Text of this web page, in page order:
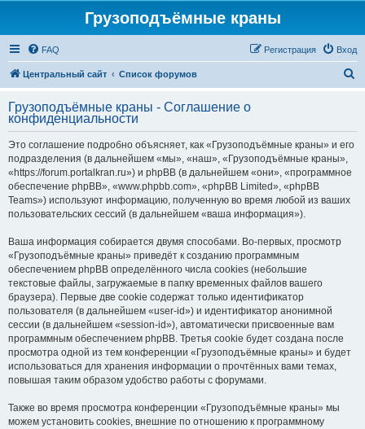
Грузоподъёмные краны
FAQ Вход
Регистрация
Центральный сайт Список форумов
с
Грузоподъёмные краны - Соглашение о
конфиденциальности
Это соглашение подробно объясняет, как «Грузоподъёмные краны» и его
подразделения (в дальнейшем «мы», «наш», «Грузоподъёмные краны»,
«https://forum.portalkran.ru») и phpBB (в дальнейшем «они», «программное
обеспечение phpBB», «www.phpbb.com», «phpBB Limited», «phpBB
Teams») используют информацию, полученную во время любой из ваших
пользовательских сессий (в дальнейшем «ваша информация»).
Ваша информация собирается двумя способами. Во-первых, просмотр
«Грузоподъёмные краны» приведёт к созданию программным
обеспечением phpBB определённого числа cookies (небольшие
текстовые файлы, загружаемые в папку временных файлов вашего
браузера). Первые две cookie содержат только идентификатор
пользователя (в дальнейшем «user-id») и идентификатор анонимной
сессии (в дальнейшем «session-id»), автоматически присвоенные вам
программным обеспечением phpBB. Третья cookie будет создана после
просмотра одной из тем конференции «Грузоподъёмные краны» и будет
использоваться для хранения информации о прочтённых вами темах,
повышая таким образом удобство работы с форумами.
Также во время просмотра конференции «Грузоподъёмные краны» мы
можем установить cookies, внешние по отношению к программному